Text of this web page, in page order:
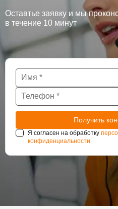
Оставтье заявку и мы
в течение 10 минут
Я согласен на обработку
конфиденциальности